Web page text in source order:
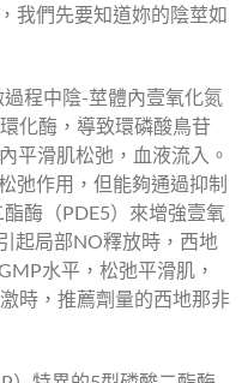
我們先要知道妳的陰莖如
程中陰-莖體內壹氧化氮
化酶，導致環磷酸鳥苷
平滑肌松弛，血液流入。
弛作用，但能夠通過抑制
酶（PDE5）來增強壹氧
起局部NO釋放時，西地
水平，松弛平滑肌，
時，推薦劑量的西地那非